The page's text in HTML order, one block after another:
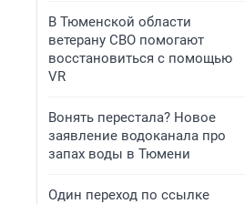
В Тюменской области
ветерану СВО помогают
восстановиться с помощью
VR
Вонять перестала? Новое
заявление водоканала про
запах воды в Тюмени
Один переход по ссылке